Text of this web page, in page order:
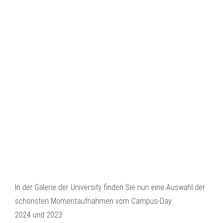
In der Galerie der University finden Sie nun eine Auswahl der
schönsten Momentaufnahmen vom Campus-Day
2024 und 2023: